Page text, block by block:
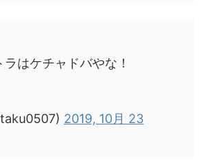
はケチャドバやな！
2019, 10月 23